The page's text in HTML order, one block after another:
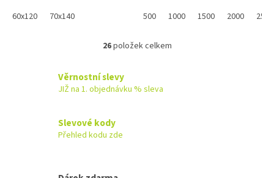
napínacího prostěradla.
60x120 70x140
online a po...
500 1000 1500 2000 2500
O
á
26položek celkem
Věrnostní slevy
JIŽ na 1. objednávku % sleva
Slevové kody
Přehled kodu zde